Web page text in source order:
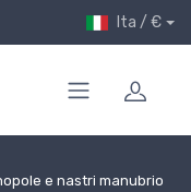
Ita / €
e nastri manubrio